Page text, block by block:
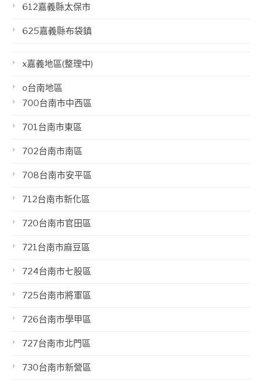
612嘉義縣太保市
625嘉義縣布袋鎮
x嘉義地區(整理中)
o台南地區
700台南市中西區
701台南市東區
702台南市南區
708台南市安平區
712台南市新化區
720台南市官田區
721台南市麻豆區
724台南市七股區
725台南市將軍區
726台南市學甲區
727台南市北門區
730台南市新營區